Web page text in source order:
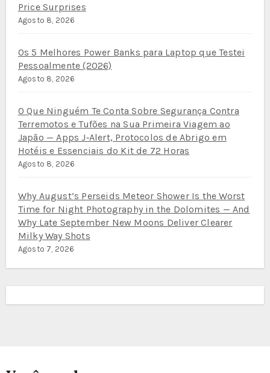
Price Surprises
Agosto 8, 2026
Os 5 Melhores Power Banks para Laptop que Testei
Pessoalmente (2026)
Agosto 8, 2026
O Que Ninguém Te Conta Sobre Segurança Contra
Terremotos e Tufões na Sua Primeira Viagem ao
Japão — Apps J‑Alert, Protocolos de Abrigo em
Hotéis e Essenciais do Kit de 72 Horas
Agosto 8, 2026
Why August’s Perseids Meteor Shower Is the Worst
Time for Night Photography in the Dolomites — And
Why Late September New Moons Deliver Clearer
Milky Way Shots
Agosto 7, 2026